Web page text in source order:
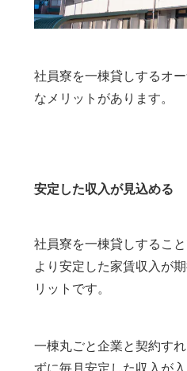
社員寮を一棟貸しするオ
なメリットがあります。
安定した収入が見込める
社員寮を一棟貸しするこ
より安定した家賃収入が
リットです。
一棟丸ごと企業と契約す
ずに毎月安定した収入が入